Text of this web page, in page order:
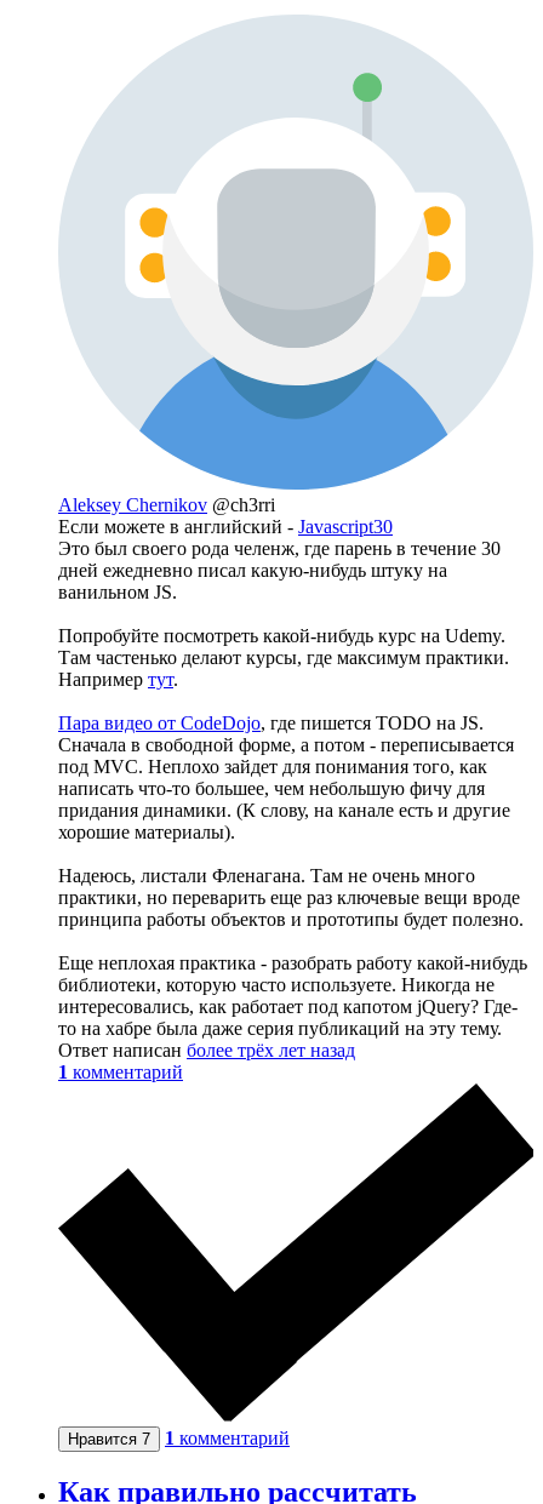
Aleksey Chernikov @ch3rri
Если можете в английский - Javascript30
Это был своего рода челенж, где парень в течение 30
дней ежедневно писал какую-нибудь штуку на
ванильном JS.
Попробуйте посмотреть какой-нибудь курс на Udemy.
Там частенько делают курсы, где максимум практики.
Например тут.
Пара видео от CodeDojo, где пишется TODO на JS.
Сначала в свободной форме, а потом - переписывается
под MVC. Неплохо зайдет для понимания того, как
написать что-то большее, чем небольшую фичу для
придания динамики. (К слову, на канале есть и другие
хорошие материалы).
Надеюсь, листали Фленагана. Там не очень много
практики, но переварить еще раз ключевые вещи вроде
принципа работы объектов и прототипы будет полезно.
Еще неплохая практика - разобрать работу какой-нибудь
библиотеки, которую часто используете. Никогда не
интересовались, как работает под капотом jQuery? Где-
то на хабре была даже серия публикаций на эту тему.
Ответ написан более трёх лет назад
1 комментарий
Нравится 7 1 комментарий
Как правильно рассчитать